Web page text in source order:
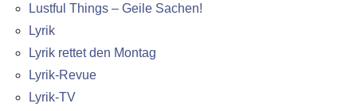
Lustful Things – Geile Sachen!
Lyrik
Lyrik rettet den Montag
Lyrik-Revue
Lyrik-TV